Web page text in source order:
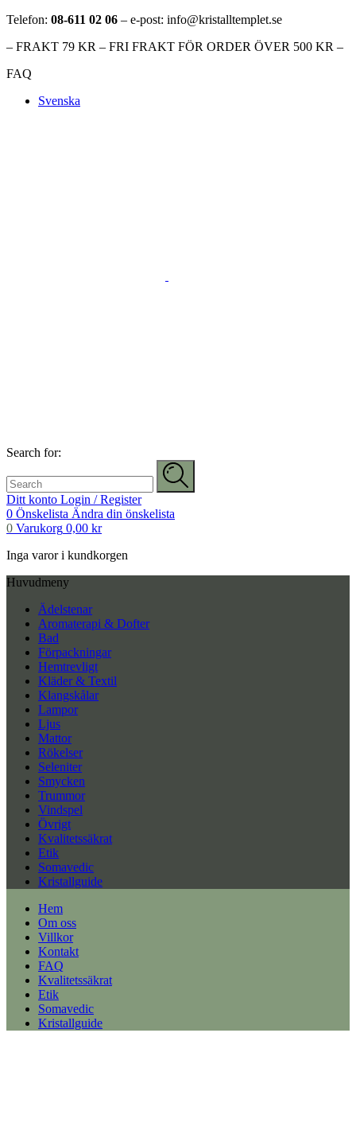
Telefon: 08-611 02 06 – e-post: info@kristalltemplet.se
– FRAKT 79 KR – FRI FRAKT FÖR ORDER ÖVER 500 KR –
FAQ
Svenska
Search for:
Ditt konto Login / Register
0 Önskelista Ändra din önskelista
0 Varukorg 0,00 kr
Inga varor i kundkorgen
Huvudmeny
Ädelstenar
Aromaterapi & Dofter
Bad
Förpackningar
Hemtrevligt
Kläder & Textil
Klangskålar
Lampor
Ljus
Mattor
Rökelser
Seleniter
Smycken
Trummor
Vindspel
Övrigt
Kvalitetssäkrat
Etik
Somavedic
Kristallguide
Hem
Om oss
Villkor
Kontakt
FAQ
Kvalitetssäkrat
Etik
Somavedic
Kristallguide